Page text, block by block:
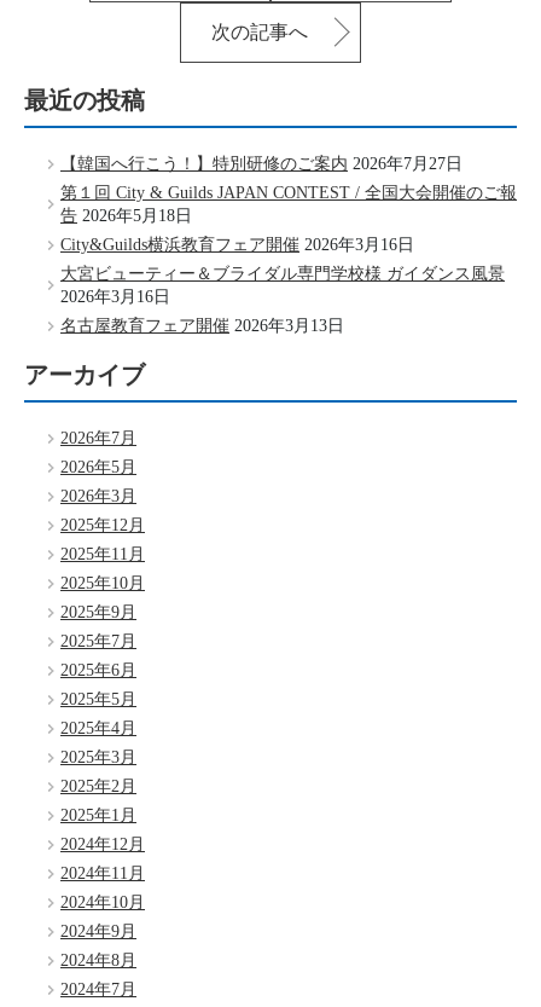
次の記事へ
最近の投稿
【韓国へ行こう！】特別研修のご案内 2026年7月27日
第１回 City & Guilds JAPAN CONTEST / 全国大会開催のご報
告 2026年5月18日
City&Guilds横浜教育フェア開催 2026年3月16日
大宮ビューティー＆ブライダル専門学校様 ガイダンス風景
2026年3月16日
名古屋教育フェア開催 2026年3月13日
アーカイブ
2026年7月
2026年5月
2026年3月
2025年12月
2025年11月
2025年10月
2025年9月
2025年7月
2025年6月
2025年5月
2025年4月
2025年3月
2025年2月
2025年1月
2024年12月
2024年11月
2024年10月
2024年9月
2024年8月
2024年7月